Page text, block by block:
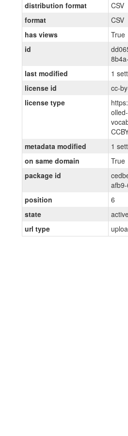
distribution format
CSV
format
CSV
has views
True
id
last modified
1
license id
cc-
license type
olled-
metadata modified
1
on same domain
True
package id
position
6
state
url type